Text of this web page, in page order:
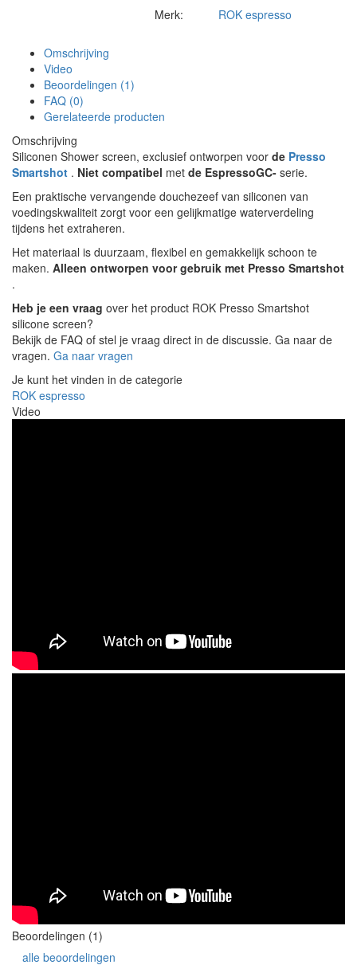
Merk:
ROK espresso
Omschrijving
Video
Beoordelingen (1)
FAQ (0)
Gerelateerde producten
Omschrijving
Siliconen Shower screen, exclusief ontworpen voor de Presso
Smartshot . Niet compatibel met de EspressoGC- serie.
Een praktische vervangende douchezeef van siliconen van
voedingskwaliteit zorgt voor een gelijkmatige waterverdeling
tijdens het extraheren.
Het materiaal is duurzaam, flexibel en gemakkelijk schoon te
maken. Alleen ontworpen voor gebruik met Presso Smartshot
.
Heb je een vraag over het product ROK Presso Smartshot
silicone screen?
Bekijk de FAQ of stel je vraag direct in de discussie. Ga naar de
vragen. Ga naar vragen
Je kunt het vinden in de categorie
ROK espresso
Video
Beoordelingen (1)
alle beoordelingen